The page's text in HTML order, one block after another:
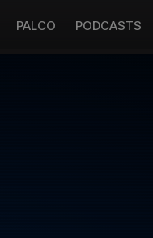
PALCO PODCASTS